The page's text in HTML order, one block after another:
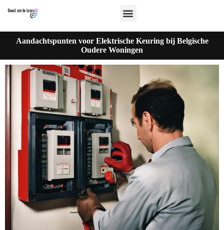
Aandachtspunten voor Elektrische Keuring bij Belgische
Oudere Woningen